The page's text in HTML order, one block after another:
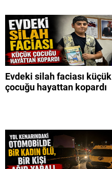
Evdeki silah faciası küçük
çocuğu hayattan kopardı